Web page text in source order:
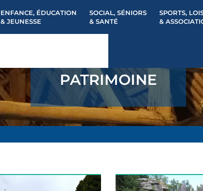
ENFANCE, ÉDUCATION
& JEUNESSE
SOCIAL, SÉNIORS
& SANTÉ
SPORTS,
&
PATRIMOINE